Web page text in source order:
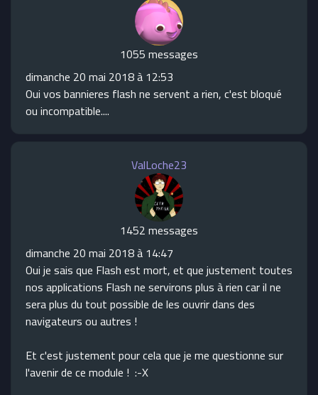
1055 messages
dimanche 20 mai 2018 à 12:53
Oui vos bannieres flash ne servent a rien, c'est bloqué
ou incompatible....
ValLoche23
1452 messages
dimanche 20 mai 2018 à 14:47
Oui je sais que Flash est mort, et que justement toutes
nos applications Flash ne servirons plus à rien car il ne
sera plus du tout possible de les ouvrir dans des
navigateurs ou autres !
Et c'est justement pour cela que je me questionne sur
l'avenir de ce module ! :-X